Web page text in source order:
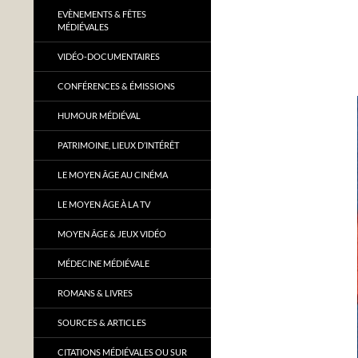
EVÈNEMENTS & FÊTES
MÉDIÉVALES
VIDÉO-DOCUMENTAIRES
CONFÉRENCES & ÉMISSIONS
HUMOUR MÉDIÉVAL
PATRIMOINE, LIEUX D’INTÉRÊT
LE MOYEN ÂGE AU CINÉMA
LE MOYEN ÂGE À LA TV
MOYEN ÂGE & JEUX VIDÉO
MÉDECINE MÉDIÉVALE
ROMANS & LIVRES
SOURCES & ARTICLES
CITATIONS MÉDIÉVALES OU SUR